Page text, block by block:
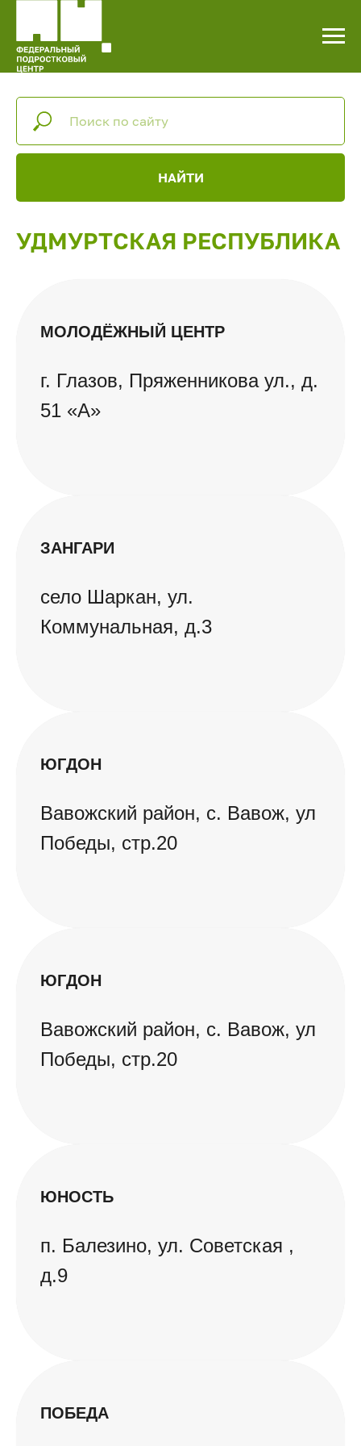
НАЙТИ
УДМУРТСКАЯ РЕСПУБЛИКА
МОЛОДЁЖНЫЙ ЦЕНТР
г. Глазов, Пряженникова ул., д.
51 «А»
ЗАНГАРИ
село Шаркан, ул.
Коммунальная, д.3
ЮГДОН
Вавожский район, с. Вавож, ул
Победы, стр.20
ЮГДОН
Вавожский район, с. Вавож, ул
Победы, стр.20
ЮНОСТЬ
п. Балезино, ул. Советская ,
д.9
ПОБЕДА